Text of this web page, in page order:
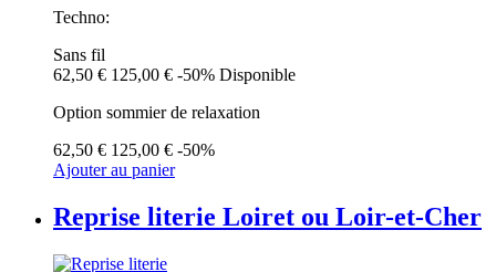
Techno:
Sans fil
62,50 € 125,00 € -50% Disponible
Option sommier de relaxation
62,50 € 125,00 € -50%
Ajouter au panier
Reprise literie Loiret ou Loir-et-Cher